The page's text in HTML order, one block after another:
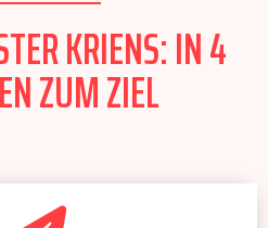
KRIENS: IN 4
ZUM ZIEL